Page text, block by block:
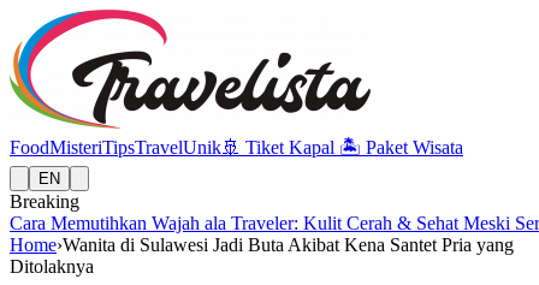
FoodMisteriTipsTravelUnik🚢 Tiket Kapal 🏝️ Paket Wisata
EN
Breaking
Cara Memutihkan Wajah ala Traveler: Kulit Cerah & Sehat Meski
Home›Wanita di Sulawesi Jadi Buta Akibat Kena Santet Pria yang
Ditolaknya